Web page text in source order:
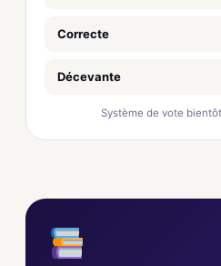
Correcte
Décevante
Système de vote